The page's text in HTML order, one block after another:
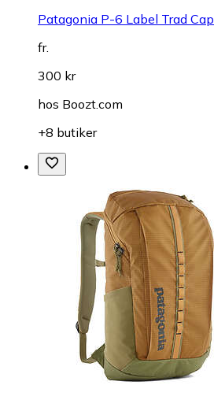
Patagonia P-6 Label Trad Cap
fr.
300 kr
hos Boozt.com
+8 butiker